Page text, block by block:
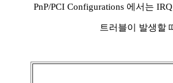
PnP/PCI Configurations 에서는
트러블이 발생할